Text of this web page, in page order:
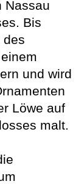
Nassau
Bis
des
und wird
Löwe auf
malt.